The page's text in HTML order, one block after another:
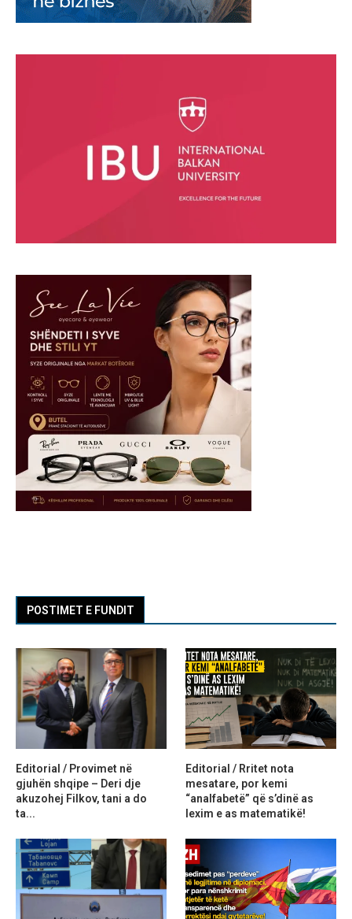
POSTIMET E FUNDIT
Editorial / Provimet në
gjuhën shqipe – Deri dje
akuzohej Filkov, tani a do
ta...
Editorial / Rritet nota
mesatare, por kemi
“analfabetë” që s’dinë as
lexim e as matematikë!